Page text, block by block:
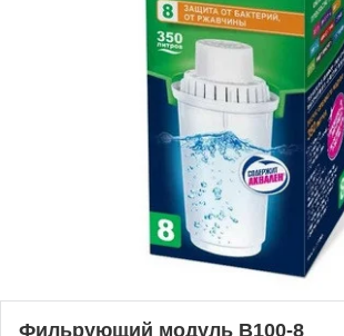
Фильрующий модуль B100-8